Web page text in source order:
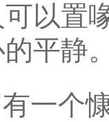
以置
平静。
一个